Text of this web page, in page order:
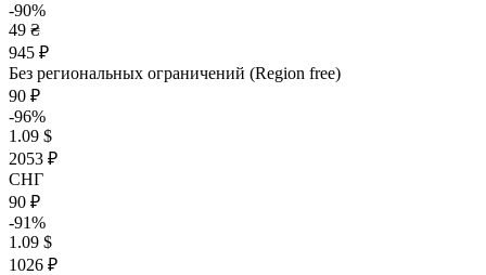
-90%
49 ₴
945 ₽
Без региональных ограничений (Region free)
90 ₽
-96%
1.09 $
2053 ₽
СНГ
90 ₽
-91%
1.09 $
1026 ₽